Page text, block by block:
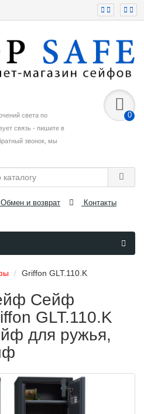
света по
связь - пишите в
звонок, мы
0
Обмен и возврат
Контакты
Griffon GLT.110.K
Сейф
GLT.110.K
для ружья,